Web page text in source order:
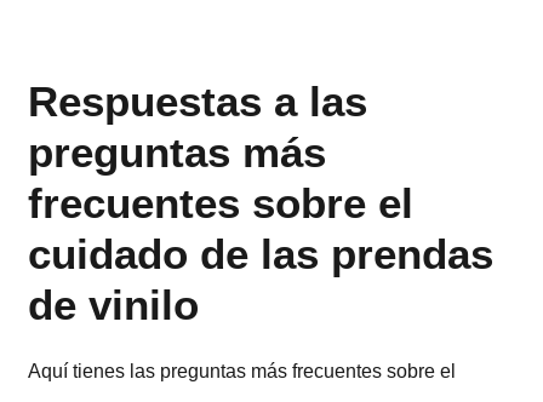
Respuestas a las
preguntas más
frecuentes sobre el
cuidado de las prendas
de vinilo
Aquí tienes las preguntas más frecuentes sobre el